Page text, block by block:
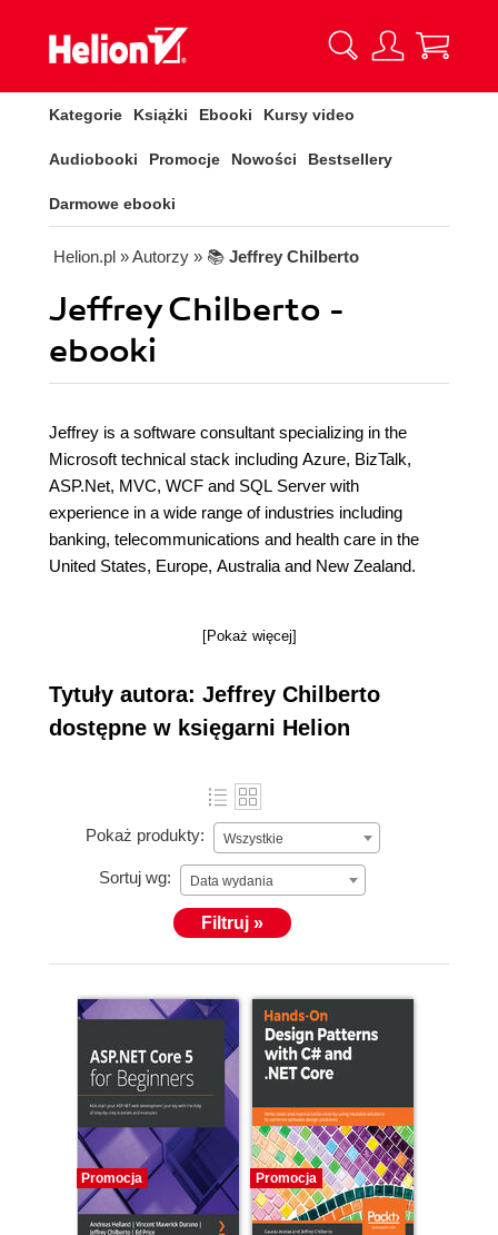
Kategorie Książki Ebooki Kursy video
Audiobooki Promocje Nowości Bestsellery
Darmowe ebooki
Helion.pl » Autorzy » 📚 Jeffrey Chilberto
Jeffrey Chilberto -
ebooki
Jeffrey is a software consultant specializing in the
Microsoft technical stack including Azure, BizTalk,
ASP.Net, MVC, WCF and SQL Server with
experience in a wide range of industries including
banking, telecommunications and health care in the
United States, Europe, Australia and New Zealand.
[Pokaż więcej]
Tytuły autora: Jeffrey Chilberto
dostępne w księgarni Helion
Pokaż produkty: Wszystkie
Sortuj wg: Data wydania
Filtruj »
Promocja Promocja